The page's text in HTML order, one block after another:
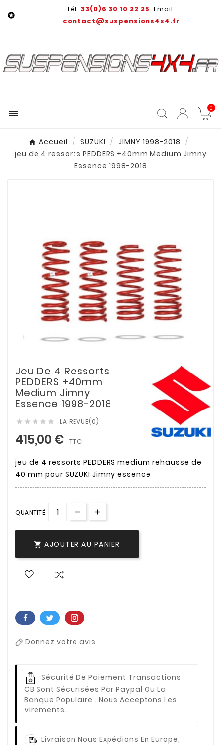

Tél: 33(0)6 30 10 22 25 Email:
contact@suspensions4x4.fr
 0
Accueil SUZUKI
JIMNY 1998-2018
jeu de 4 ressorts PEDDERS +40mm Medium Jimny
Essence 1998-2018
Jeu De 4 Ressorts
PEDDERS +40mm
Medium Jimny
Essence 1998-2018
     LA REVUE(0)
415,00 € TTC
jeu de 4 ressorts PEDDERS medium rehausse de
40 mm pour SUZUKI Jimny essence
QUANTITÉ
 AJOUTER AU PANIER
Donnez votre avis
Sécurité De Paiement Transactions
CB Sont Sécurisées Par Paypal Ou La
Banque Populaire . Nous Acceptons Les
Virements.
Livraison Nous Expédions En Europe,